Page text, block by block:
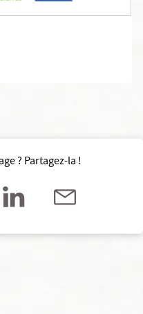
? Partagez-la !